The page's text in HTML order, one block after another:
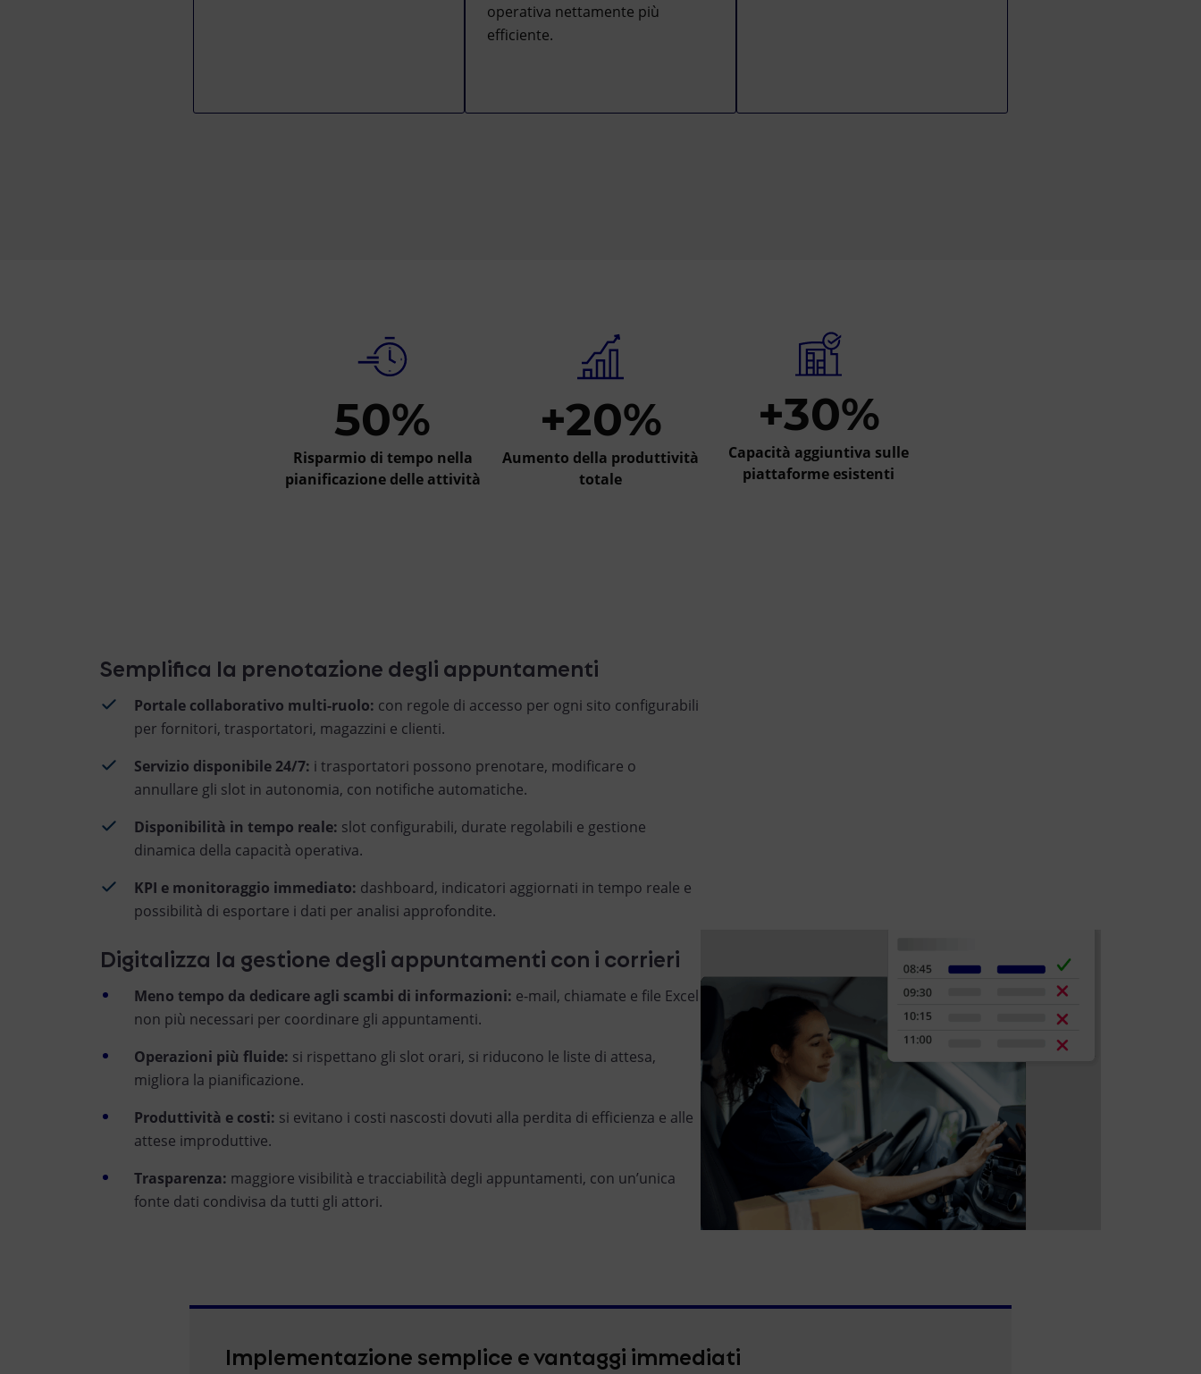
operativa nettamente più
efficiente.
50%
Risparmio di tempo nella
pianificazione delle attività
+20%
Aumento della produttività
totale
+30%
Capacità aggiuntiva sulle
piattaforme esistenti
Semplifica la prenotazione degli appuntamenti
Portale collaborativo multi-ruolo: con regole di accesso per ogni sito configurabili
per fornitori, trasportatori, magazzini e clienti.
Servizio disponibile 24/7: i trasportatori possono prenotare, modificare o
annullare gli slot in autonomia, con notifiche automatiche.
Disponibilità in tempo reale: slot configurabili, durate regolabili e gestione
dinamica della capacità operativa.
KPI e monitoraggio immediato: dashboard, indicatori aggiornati in tempo reale e
possibilità di esportare i dati per analisi approfondite.
Digitalizza la gestione degli appuntamenti con i corrieri
Meno tempo da dedicare agli scambi di informazioni: e-mail, chiamate e file Excel
non più necessari per coordinare gli appuntamenti.
Operazioni più fluide: si rispettano gli slot orari, si riducono le liste di attesa,
migliora la pianificazione.
Produttività e costi: si evitano i costi nascosti dovuti alla perdita di efficienza e alle
attese improduttive.
Trasparenza: maggiore visibilità e tracciabilità degli appuntamenti, con un’unica
fonte dati condivisa da tutti gli attori.
Implementazione semplice e vantaggi immediati